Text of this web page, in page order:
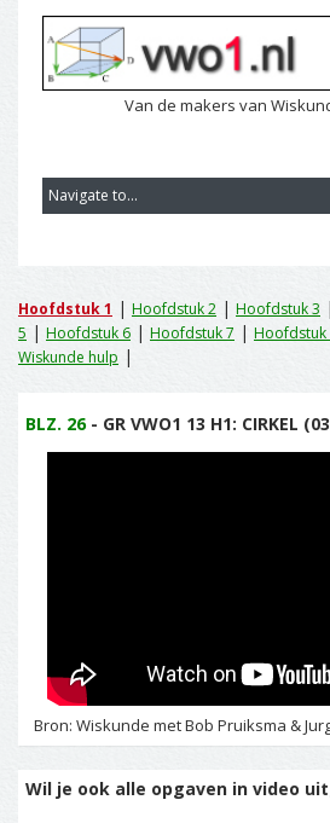
Van de makers van
Hoofdstuk 1 | Hoofdstuk 2 | Hoofdstuk 3 |
5 | Hoofdstuk 6 | Hoofdstuk 7 | Hoofdstuk
Wiskunde hulp |
BLZ. 26- GR VWO1 13 H1: CIRKEL
Bron: Wiskunde met Bob Pruiksma &
Wil je ook alle opgaven in video